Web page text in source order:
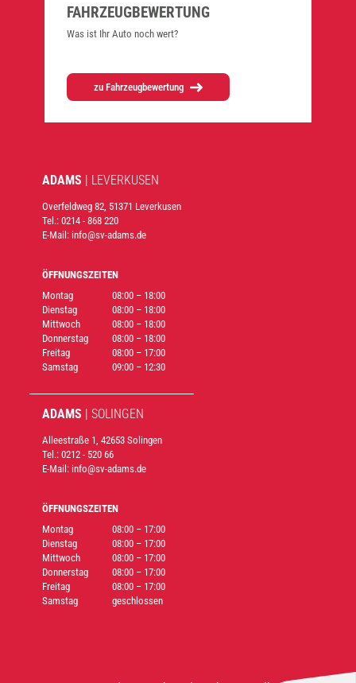
FAHR­ZEUG­BE­WER­TUNG
Was ist Ihr Auto noch wert?
zu Fahr­zeug­be­wer­tung
ADAMS | LEVER­KU­SEN
Overfeldweg 82, 51371 Leverkusen
Tel.: 0214 - 868 220
E-Mail: info@sv-adams.de
ÖFFNUNGSZEITEN
Montag
08:00 – 18:00
Dienstag
08:00 – 18:00
Mittwoch
08:00 – 18:00
Donnerstag
08:00 – 18:00
Freitag
08:00 – 17:00
Samstag
09:00 – 12:30
ADAMS | SOLIN­GEN
Alleestraße 1, 42653 Solingen
Tel.: 0212 - 520 66
E-Mail: info@sv-adams.de
ÖFFNUNGSZEITEN
Montag
08:00 – 17:00
Dienstag
08:00 – 17:00
Mittwoch
08:00 – 17:00
Donnerstag
08:00 – 17:00
Freitag
08:00 – 17:00
Samstag
geschlossen